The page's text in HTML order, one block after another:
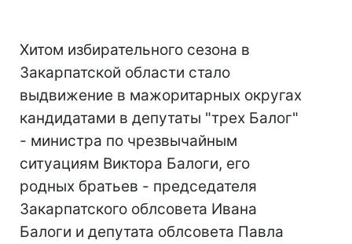
Хитом избирательного сезона в
Закарпатской области стало
выдвижение в мажоритарных округах
кандидатами в депутаты "трех Балог"
- министра по чрезвычайным
ситуациям Виктора Балоги, его
родных братьев - председателя
Закарпатского облсовета Ивана
Балоги и депутата облсовета Павла